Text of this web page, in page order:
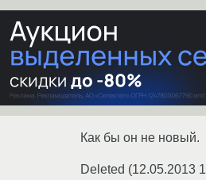
Как бы он не новый.
Deleted (12.05.2013